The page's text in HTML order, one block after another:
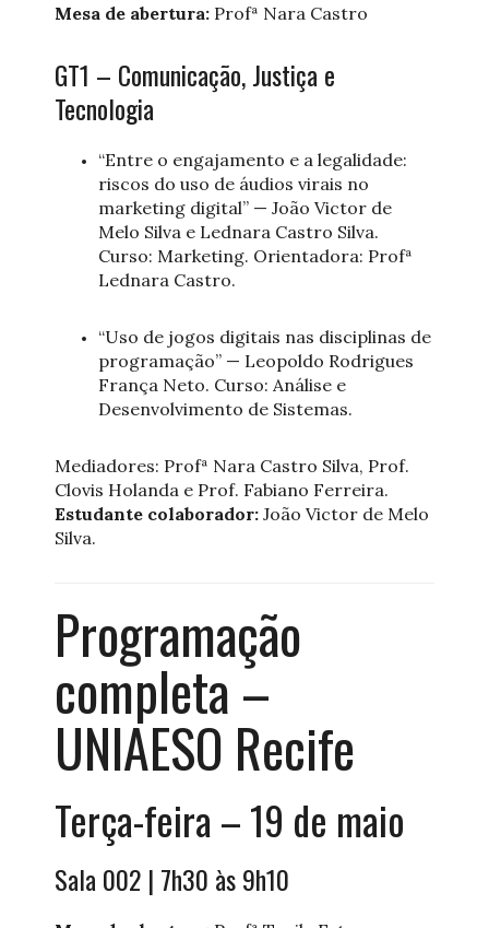
Mesa de abertura: Profª Nara Castro
GT1 – Comunicação, Justiça e
Tecnologia
“Entre o engajamento e a legalidade:
riscos do uso de áudios virais no
marketing digital” — João Victor de
Melo Silva e Lednara Castro Silva.
Curso: Marketing. Orientadora: Profª
Lednara Castro.
“Uso de jogos digitais nas disciplinas de
programação” — Leopoldo Rodrigues
França Neto. Curso: Análise e
Desenvolvimento de Sistemas.
Mediadores: Profª Nara Castro Silva, Prof.
Clovis Holanda e Prof. Fabiano Ferreira.
Estudante colaborador: João Victor de Melo
Silva.
Programação
completa –
UNIAESO Recife
Terça-feira – 19 de maio
Sala 002 | 7h30 às 9h10